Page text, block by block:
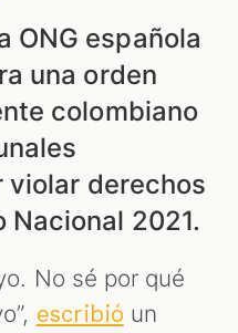
ONG española
una orden
colombiano
violar derechos
Nacional 2021.
No sé por qué
escribió un